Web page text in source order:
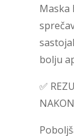
Maska
bolju
✅